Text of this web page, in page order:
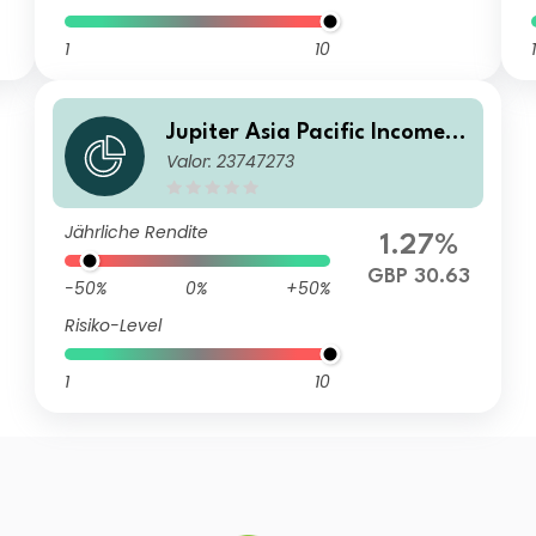
1 10 1
Jupiter Asia Pacific Income F
und U1 GBP Acc
Valor: 23747273
Jährliche Rendite
-50% 0%
+50%
Risiko-Level
1 10
1.27%
GBP 30.63